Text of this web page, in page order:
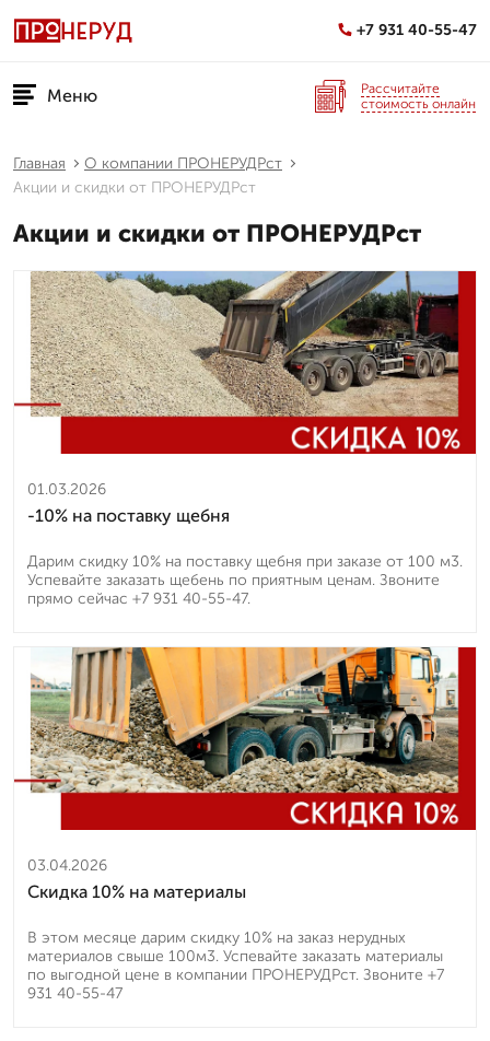
+7 931 40-55-47
Меню
Рассчитайте
стоимость онлайн
Главная
О компании ПРОНЕРУДРст
Акции и скидки от ПРОНЕРУДРст
Акции и скидки от ПРОНЕРУДРст
01.03.2026
-10% на поставку щебня
Дарим скидку 10% на поставку щебня при заказе от 100 м3.
Успевайте заказать щебень по приятным ценам. Звоните
прямо сейчас +7 931 40-55-47.
03.04.2026
Скидка 10% на материалы
В этом месяце дарим скидку 10% на заказ нерудных
материалов свыше 100м3. Успевайте заказать материалы
по выгодной цене в компании ПРОНЕРУДРст. Звоните +7
931 40-55-47